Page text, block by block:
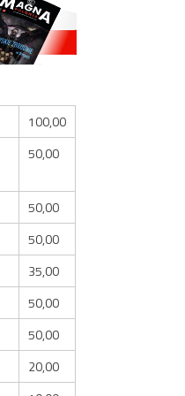
100,00
50,00
50,00
50,00
35,00
50,00
50,00
20,00